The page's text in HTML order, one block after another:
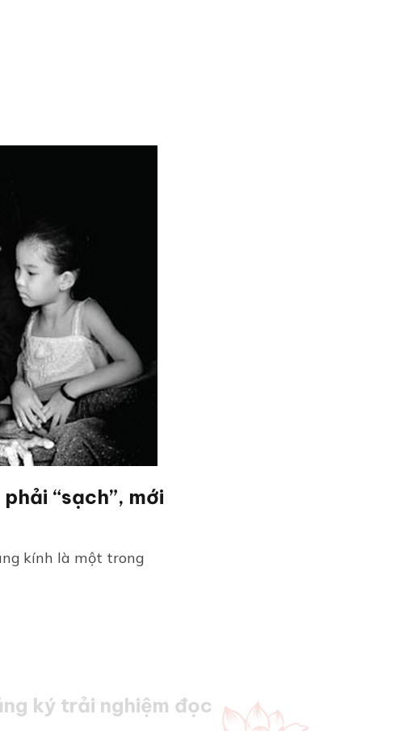
“sạch”, mới
kính là một trong
ký trải nghiệm đọc